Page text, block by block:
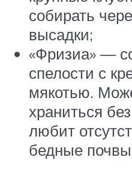
собирать
высадки;
«Фризиа» —
спелости с
мякотью.
храниться
любит
бедные